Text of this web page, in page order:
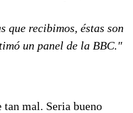
que recibimos, éstas son
un panel de la BBC."
tan mal. Seria bueno